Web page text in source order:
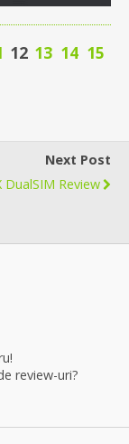
12 13 14 15
Next Post
DualSIM Review
review-uri?